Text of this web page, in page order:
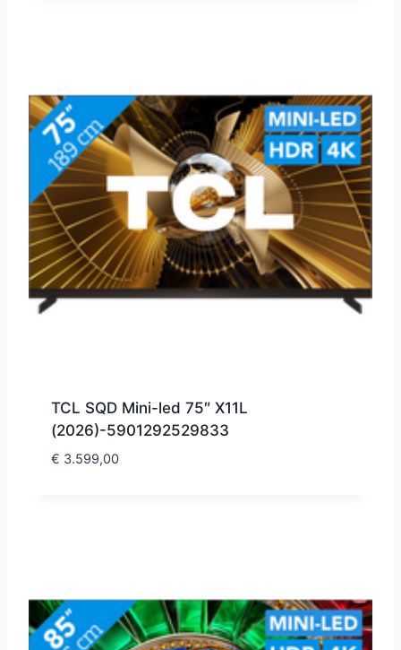
TCL SQD Mini-led 75″ X11L
(2026)-5901292529833
€ 3.599,00